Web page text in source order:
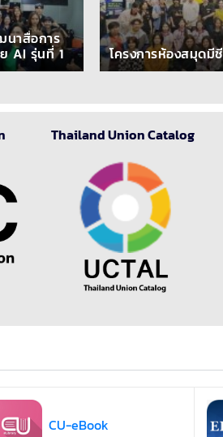
นาสื่อการ
AI รุ่นที่ 1 โครงการห้องสมุดมี
Thailand Union Catalog
CU-eBook